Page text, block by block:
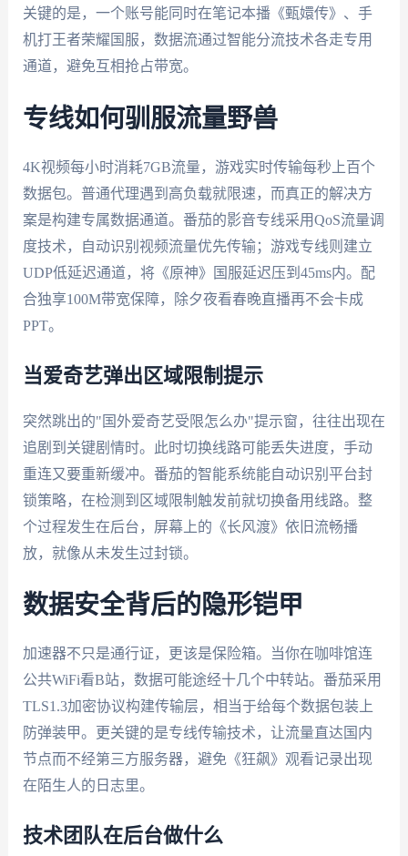
关键的是，一个账号能同时在笔记本播《甄嬛传》、手
机打王者荣耀国服，数据流通过智能分流技术各走专用
通道，避免互相抢占带宽。
专线如何驯服流量野兽
4K视频每小时消耗7GB流量，游戏实时传输每秒上百个
数据包。普通代理遇到高负载就限速，而真正的解决方
案是构建专属数据通道。番茄的影音专线采用QoS流量调
度技术，自动识别视频流量优先传输；游戏专线则建立
UDP低延迟通道，将《原神》国服延迟压到45ms内。配
合独享100M带宽保障，除夕夜看春晚直播再不会卡成
PPT。
当爱奇艺弹出区域限制提示
突然跳出的"国外爱奇艺受限怎么办"提示窗，往往出现在
追剧到关键剧情时。此时切换线路可能丢失进度，手动
重连又要重新缓冲。番茄的智能系统能自动识别平台封
锁策略，在检测到区域限制触发前就切换备用线路。整
个过程发生在后台，屏幕上的《长风渡》依旧流畅播
放，就像从未发生过封锁。
数据安全背后的隐形铠甲
加速器不只是通行证，更该是保险箱。当你在咖啡馆连
公共WiFi看B站，数据可能途经十几个中转站。番茄采用
TLS1.3加密协议构建传输层，相当于给每个数据包装上
防弹装甲。更关键的是专线传输技术，让流量直达国内
节点而不经第三方服务器，避免《狂飙》观看记录出现
在陌生人的日志里。
技术团队在后台做什么